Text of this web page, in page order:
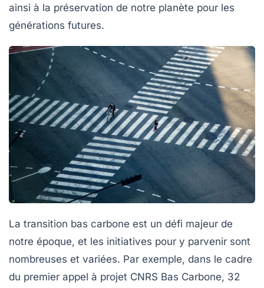
ainsi à la préservation de notre planète pour les
générations futures.
La transition bas carbone est un défi majeur de
notre époque, et les initiatives pour y parvenir sont
nombreuses et variées. Par exemple, dans le cadre
du premier appel à projet CNRS Bas Carbone, 32